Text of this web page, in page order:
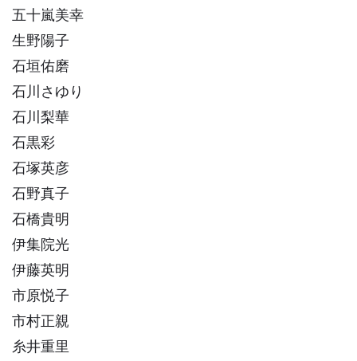
五十嵐美幸
生野陽子
石垣佑磨
石川さゆり
石川梨華
石黒彩
石塚英彦
石野真子
石橋貴明
伊集院光
伊藤英明
市原悦子
市村正親
糸井重里